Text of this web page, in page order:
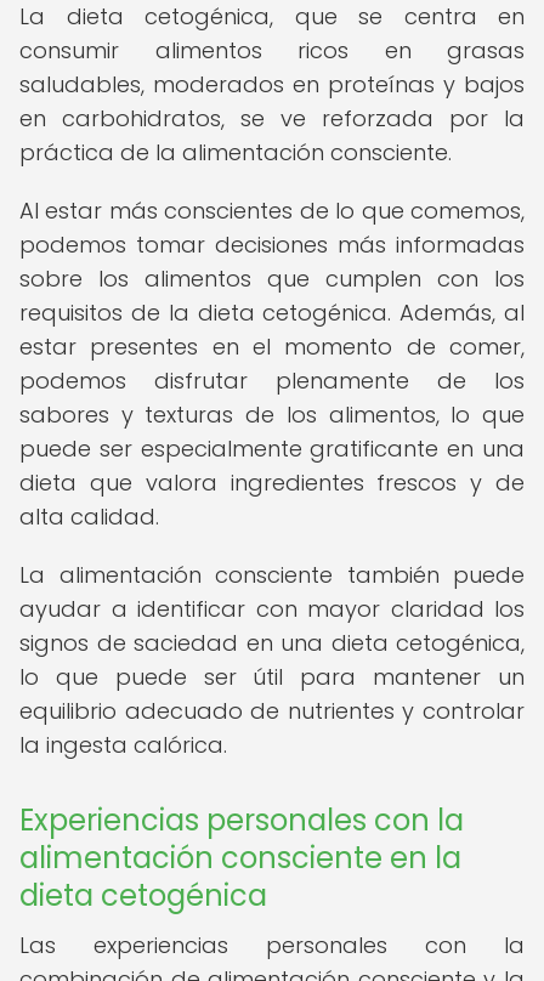
La dieta cetogénica, que se centra en
consumir alimentos ricos en grasas
saludables, moderados en proteínas y bajos
en carbohidratos, se ve reforzada por la
práctica de la alimentación consciente.
Al estar más conscientes de lo que comemos,
podemos tomar decisiones más informadas
sobre los alimentos que cumplen con los
requisitos de la dieta cetogénica. Además, al
estar presentes en el momento de comer,
podemos disfrutar plenamente de los
sabores y texturas de los alimentos, lo que
puede ser especialmente gratificante en una
dieta que valora ingredientes frescos y de
alta calidad.
La alimentación consciente también puede
ayudar a identificar con mayor claridad los
signos de saciedad en una dieta cetogénica,
lo que puede ser útil para mantener un
equilibrio adecuado de nutrientes y controlar
la ingesta calórica.
Experiencias personales con la
alimentación consciente en la
dieta cetogénica
Las experiencias personales con la